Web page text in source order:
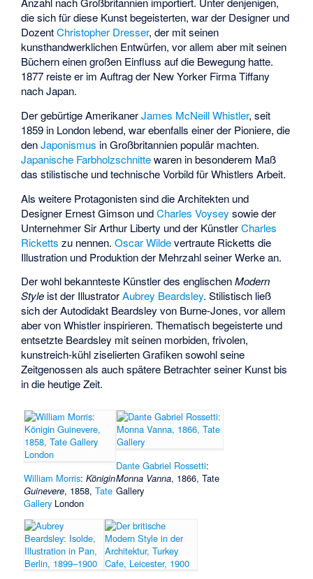
die sich für diese Kunst begeisterten, war der Designer und
DozentChristopher Dresser, der mit seinen
kunsthandwerklichen Entwürfen, vor allem aber mit seinen
Büchern einen großen Einfluss auf die Bewegung hatte.
1877 reiste er im Auftrag der New Yorker Firma Tiffany
nach Japan.
Der gebürtige AmerikanerJames McNeill Whistler, seit
1859 in London lebend, war ebenfalls einer der Pioniere, die
denJaponismus in Großbritannien populär machten.
Japanische Farbholzschnittewaren in besonderem Maß
das stilistische und technische Vorbild für Whistlers Arbeit.
Als weitere Protagonisten sind die Architekten und
Designer Ernest Gimson undCharles Voysey sowie der
Unternehmer SirArthur Liberty und der KünstlerCharles
Ricketts zu nennen.Oscar Wildevertraute Ricketts die
Illustration und Produktion der Mehrzahl seiner Werke an.
Der wohl bekannteste Künstler des englischenModern
Style ist der IllustratorAubrey Beardsley. Stilistisch ließ
sich der Autodidakt Beardsley von Burne-Jones, vor allem
aber von Whistler inspirieren. Thematisch begeisterte und
entsetzte Beardsley mit seinen morbiden, frivolen,
kunstreich-kühl ziselierten Grafiken sowohl seine
Zeitgenossen als auch spätere Betrachter seiner Kunst bis
in die heutige Zeit.
William Morris:Königin
Guinevere, 1858,Tate
Gallery London
Dante Gabriel Rossetti:
Monna Vanna, 1866, Tate
Gallery